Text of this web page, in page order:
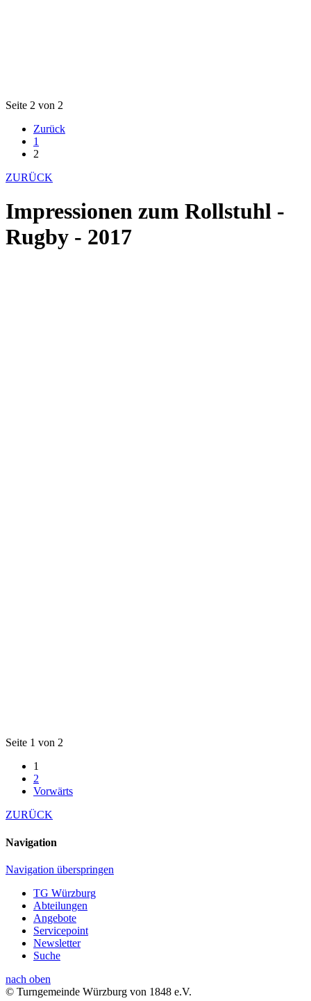
Seite 2 von 2
Zurück
1
2
ZURÜCK
Impressionen zum Rollstuhl -
Rugby - 2017
Seite 1 von 2
1
2
Vorwärts
ZURÜCK
Navigation
Navigation überspringen
TG Würzburg
Abteilungen
Angebote
Servicepoint
Newsletter
Suche
nach oben
© Turngemeinde Würzburg von 1848 e.V.